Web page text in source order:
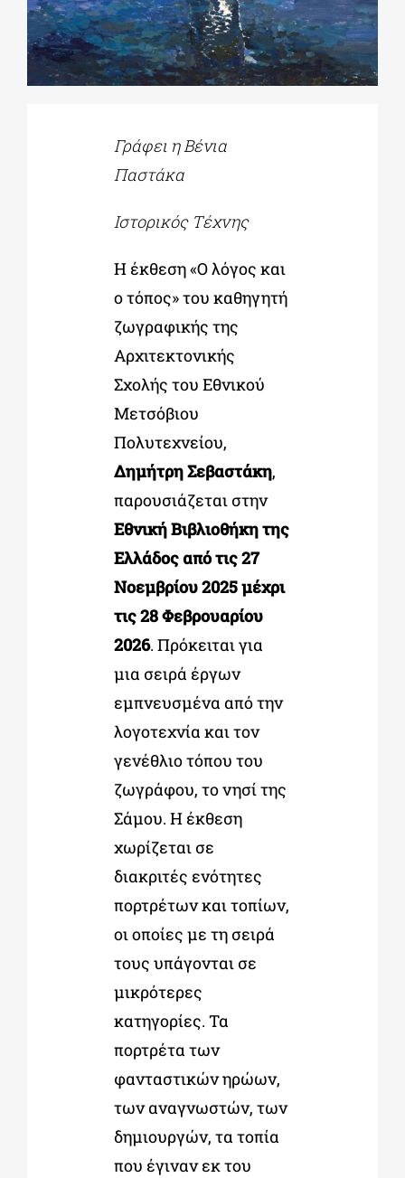
ΔΙΔΑΚΤΟΡΙΚΑ
ΠΟΛΙΤΙΣΤΙΚΟΙ ΦΟΡΕΙΣ
Γράφει η Βένια
Παστάκα
Ιστορικός Τέχνης
Η έκθεση «Ο λόγος και
ο τόπος» του καθηγητή
ζωγραφικής της
Αρχιτεκτονικής
Σχολής του Εθνικού
Μετσόβιου
Πολυτεχνείου,
Δημήτρη Σεβαστάκη,
παρουσιάζεται στην
Εθνική Βιβλιοθήκη της
Ελλάδος από τις 27
Νοεμβρίου 2025 μέχρι
τις 28 Φεβρουαρίου
2026. Πρόκειται για
μια σειρά έργων
εμπνευσμένα από την
λογοτεχνία και τον
γενέθλιο τόπου του
ζωγράφου, το νησί της
Σάμου. Η έκθεση
χωρίζεται σε
διακριτές ενότητες
πορτρέτων και τοπίων,
οι οποίες με τη σειρά
τους υπάγονται σε
μικρότερες
κατηγορίες. Τα
πορτρέτα των
φανταστικών ηρώων,
των αναγνωστών, των
δημιουργών, τα τοπία
που έγιναν εκ του